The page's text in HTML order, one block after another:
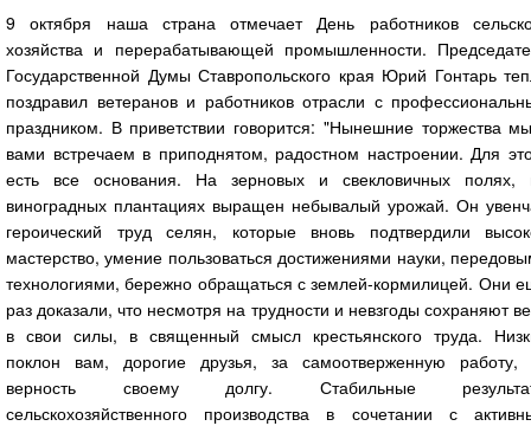
9 октября наша страна отмечает День работников
хозяйства и перерабатывающей промышленности.
Государственной Думы Ставропольского края Юрий Гонтарь
поздравил ветеранов и работников отрасли с
праздником. В приветствии говорится: "Нынешние торжества
вами встречаем в приподнятом, радостном настроении. Для
есть все основания. На зерновых и свекловичных полях,
виноградных плантациях выращен небывалый урожай. Он
героический труд селян, которые вновь подтвердили
мастерство, умение пользоваться достижениями науки,
технологиями, бережно обращаться с землей-кормилицей. Они
раз доказали, что несмотря на трудности и невзгоды сохраняют
в свои силы, в священный смысл крестьянского труда.
поклон вам, дорогие друзья, за самоотверженную работу,
верность своему долгу. Стабильные
сельскохозяйственного производства в сочетании с